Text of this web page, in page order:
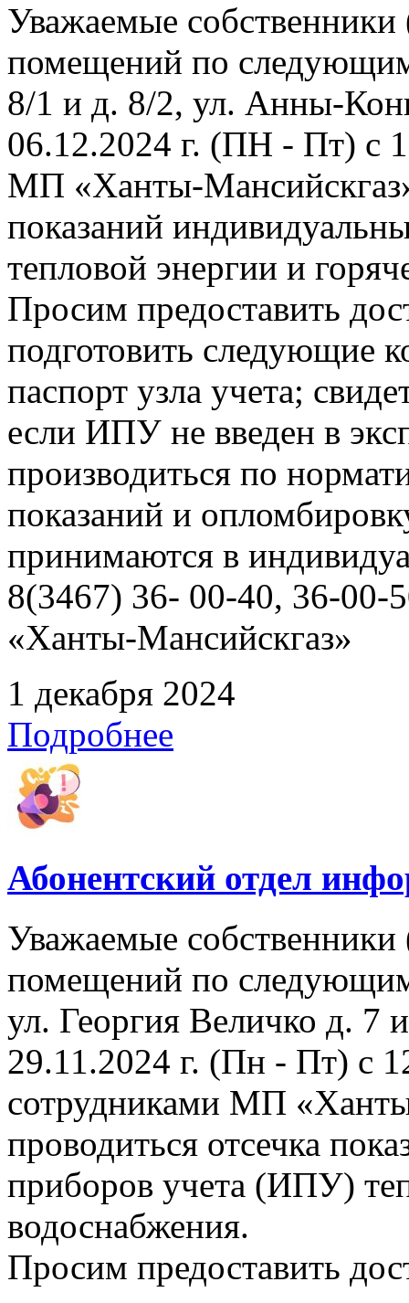
Уважаемые
помещений по
8/1 и д. 8/2, ул. Анны-
06.12.2024 г. (ПН - Пт) с
МП «Ханты-Мансийскгаз»
показаний
тепловой энергии и
Просим предоставить
подготовить следующие
паспорт узла учета;
если ИПУ не введен в
производиться по
показаний и
принимаются в
8(3467) 36- 00-40, 36-
«Ханты-Мансийскгаз»
1 декабря 2024
Подробнее
Абонентский отдел
Уважаемые
помещений по
ул. Георгия Величко д. 7
29.11.2024 г. (Пн - Пт) с
сотрудниками МП
проводиться отсечка
приборов учета (ИПУ)
водоснабжения.
Просим предоставить